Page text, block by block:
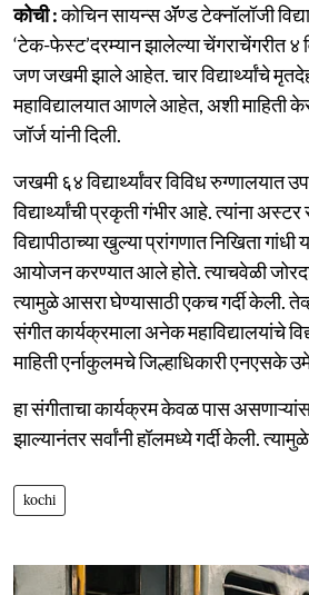
कोची :कोचिन सायन्स ॲॅण्ड टेक्नॉलॉजी
‘टेक-फेस्ट’दरम्यान झालेल्या चेंगराचेंगरीत ४
जण जखमी झाले आहेत. चार विद्यार्थ्यांचे
महाविद्यालयात आणले आहेत, अशी माहिती
जॉर्ज यांनी दिली.
जखमी ६४ विद्यार्थ्यांवर विविध रुग्णालयात
विद्यार्थ्यांची प्रकृती गंभीर आहे. त्यांना
विद्यापीठाच्या खुल्या प्रांगणात निखिता
आयोजन करण्यात आले होते. त्याचवेळी
त्यामुळे आसरा घेण्यासाठी एकच गर्दी केली.
संगीत कार्यक्रमाला अनेक महाविद्यालयांचे
माहिती एर्नाकुलमचे जिल्हाधिकारी एनएसके
हा संगीताचा कार्यक्रम केवळ पास
झाल्यानंतर सर्वांनी हॉलमध्ये गर्दी केली.
kochi